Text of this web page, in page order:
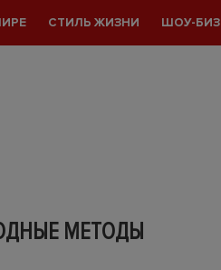
СТИЛЬ ЖИЗНИ ШОУ-БИЗ
МЕТОДЫ